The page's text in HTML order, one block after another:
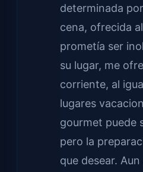
determinada
cena, ofrecida
prometía ser
su lugar, me
corriente, al
lugares
gourmet puede
pero la
que desear.